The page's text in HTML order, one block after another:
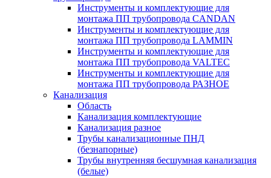
Инструменты и комплектующие для
монтажа ПП трубопровода CANDAN
Инструменты и комплектующие для
монтажа ПП трубопровода LAMMIN
Инструменты и комплектующие для
монтажа ПП трубопровода VALTEC
Инструменты и комплектующие для
монтажа ПП трубопровода РАЗНОЕ
Канализация
Область
Канализация комплектующие
Канализация разное
Трубы канализационные ПНД
(безнапорные)
Трубы внутренняя бесшумная канализация
(белые)